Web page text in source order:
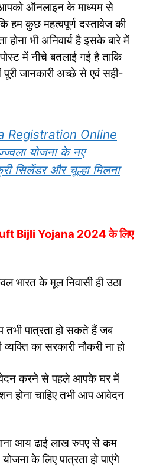
ऑनलाइन के माध्यम से
हम कुछ महत्वपूर्ण दस्तावेज की
होना भी अनिवार्य है इसके बारे में
में नीचे बतलाई गई है ताकि
जानकारी अच्छे से एवं सही-
Registration Online
योजना के नए
सिलेंडर और चूल्हा मिलना
Bijli Yojana 2024 के लिए
भारत के मूल निवासी ही उठा
पात्रता हो सकते हैं जब
का सरकारी नौकरी ना हो
करने से पहले आपके घर में
होना चाहिए तभी आप आवेदन
आय ढाई लाख रुपए से कम
के लिए पात्रता हो पाएंगे